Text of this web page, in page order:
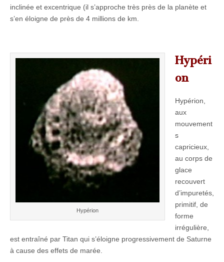
inclinée et excentrique (il s’approche très près de la planète et
s’en éloigne de près de 4 millions de km.
Hypérion
Hypéri
on
Hypérion,
aux
mouvement
s
capricieux,
au corps de
glace
recouvert
d’impuretés,
primitif, de
forme
irrégulière,
est entraîné par Titan qui s’éloigne progressivement de Saturne
à cause des effets de marée.